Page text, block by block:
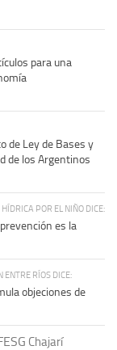
para una
de Ley de Bases y
de los Argentinos
POR EL NIÑO DICE:
es la
ENTRE RÍOS DICE:
objeciones de
Chajarí